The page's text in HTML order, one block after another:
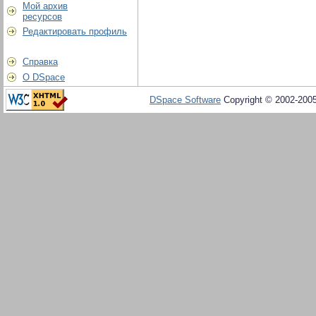
Мой архив
ресурсов
Редактировать профиль
Справка
О DSpace
DSpace Software Copyright © 2002-